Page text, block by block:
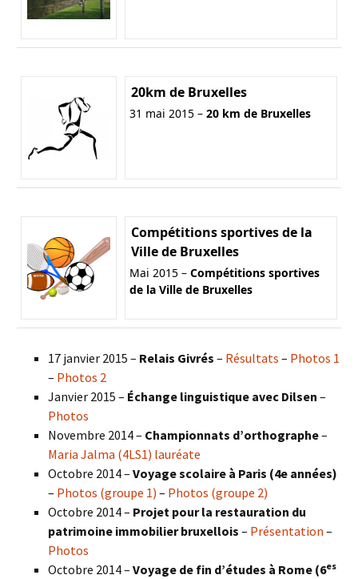
20km de Bruxelles
31 mai 2015 – 20 km de Bruxelles
Compétitions sportives de la
Ville de Bruxelles
Mai 2015 – Compétitions sportives
de la Ville de Bruxelles
17 janvier 2015 – Relais Givrés – Résultats – Photos 1
– Photos 2
Janvier 2015 – Échange linguistique avec Dilsen –
Photos
Novembre 2014 – Championnats d’orthographe–
Maria Jalma (4LS1) lauréate
Octobre 2014 – Voyage scolaire à Paris (4e années)
– Photos (groupe 1) – Photos (groupe 2)
Octobre 2014 – Projet pour la restauration du
patrimoine immobilier bruxellois – Présentation –
Photos
Octobre 2014 – Voyage de fin d’études à Rome (6es